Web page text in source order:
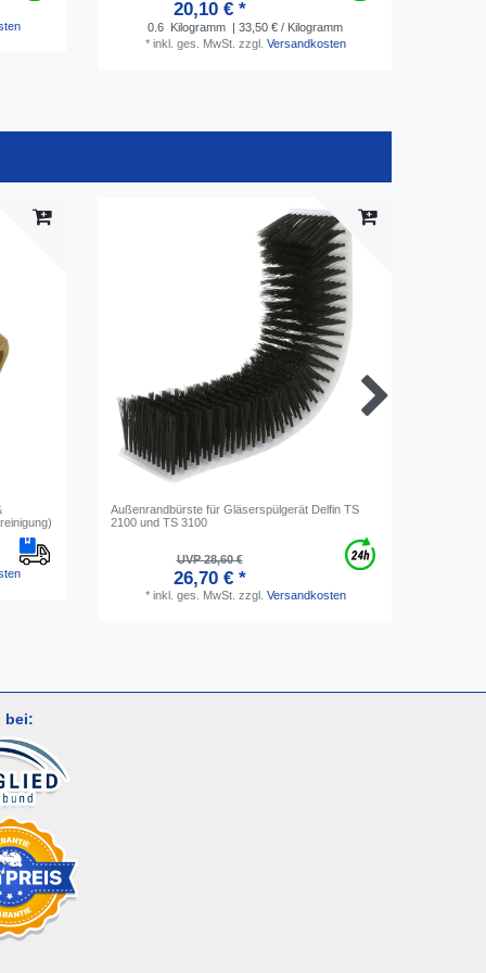
20,10 € *
0.6 Kilogramm | 33,50 € / Kilogramm
* inkl. ges. MwSt. zzgl. Versandkosten
Außenrandbürste für Gläserspülgerät Delfin TS
2100 und TS 3100
UVP 28,60 €
26,70 € *
* inkl. ges. MwSt. zzgl. Versandkosten
bei: